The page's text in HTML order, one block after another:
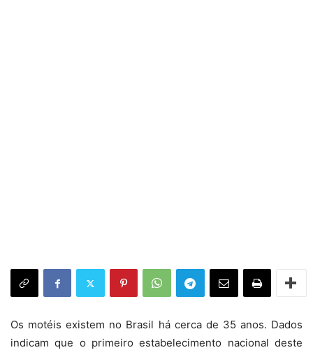
Os motéis existem no Brasil há cerca de 35 anos. Dados
indicam que o primeiro estabelecimento nacional deste